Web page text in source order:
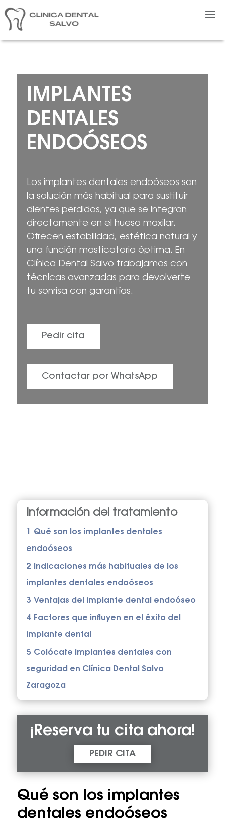
IMPLANTES
DENTALES
ENDOÓSEOS
Los implantes dentales endoóseos son
la solución más habitual para sustituir
dientes perdidos, ya que se integran
directamente en el hueso maxilar.
Ofrecen estabilidad, estética natural y
una función masticatoria óptima. En
Clínica Dental Salvo trabajamos con
técnicas avanzadas para devolverte
tu sonrisa con garantías.
Pedir cita
Contactar por WhatsApp
Información del tratamiento
Qué son los implantes dentales
endoóseos
2 Indicaciones más habituales de los
implantes dentales endoóseos
3 Ventajas del implante dental endoóseo
4 Factores que influyen en el éxito del
implante dental
5 Colócate implantes dentales con
seguridad en Clínica Dental Salvo
Zaragoza
¡Reserva tu cita ahora!
PEDIR CITA
Qué son los implantes
dentales endoóseos